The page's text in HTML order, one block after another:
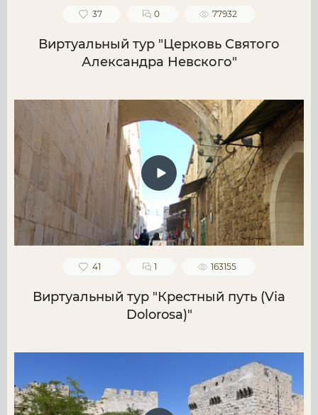
37 0 77932
Виртуальный тур "Церковь Святого
Александра Невского"
41 1 163155
Виртуальный тур "Крестный путь (Via
Dolorosa)"